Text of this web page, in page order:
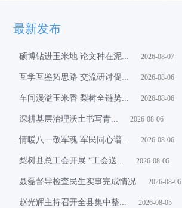
最新发布
硕博钻进玉米地 论文种在泥... 2026-08-07
互学互鉴拓思路 交流研讨促... 2026-08-06
车间漫溢玉米香 梨树全链势... 2026-08-06
​深耕基层治理沃土书写青... 2026-08-06
情暖八一敬军魂 军民同心谱... 2026-08-06
梨树县总工会开展 “工会送... 2026-08-06
聂磊督导检查民生实事完成情况 2026-08-06
赵光辉主持召开全县集中整... 2026-08-05